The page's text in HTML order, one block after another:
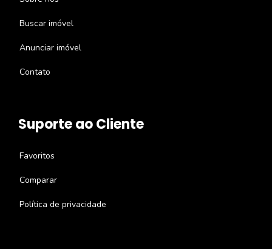
Buscar imóvel
Anunciar imóvel
Contato
Suporte ao Cliente
Favoritos
Comparar
Política de privacidade